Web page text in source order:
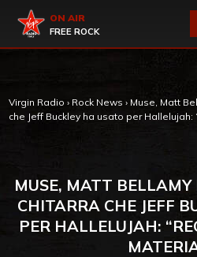
Virgin Radio
ON AIR
FREE ROCK
Virgin Radio › Rock News › Muse, Matt
che Jeff Buckley ha usato per
MUSE, MATT
CHITARRA CHE JEFF
PER HALLELUJAH: